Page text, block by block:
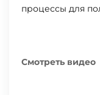
процессы для
Смотреть видео